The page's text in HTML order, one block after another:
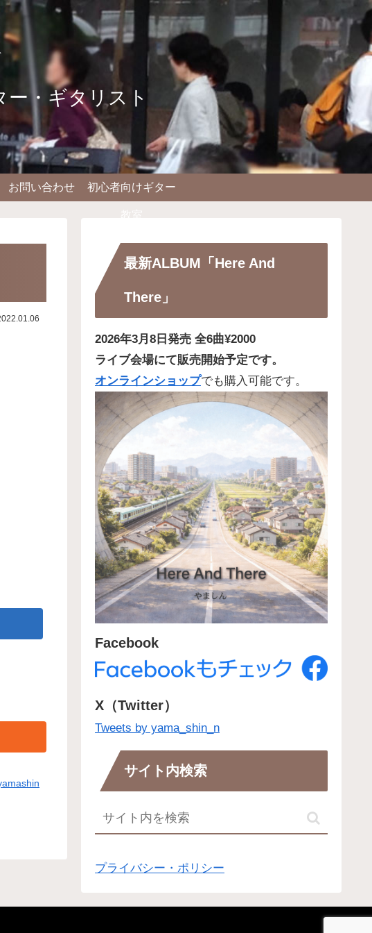
・ギタリスト
お問い合わせ 初心者向けギター
最新ALBUM「Here And
There」
2026年3月8日発売 全6曲¥2000
ライブ会場にて販売開始予定です。
オンラインショップでも購入可能です。
Facebook
X（Twitter）
Tweets by yama_shin_n
サイト内検索
プライバシー・ポリシー